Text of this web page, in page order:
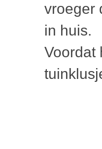
vroeger
in huis.
Voordat